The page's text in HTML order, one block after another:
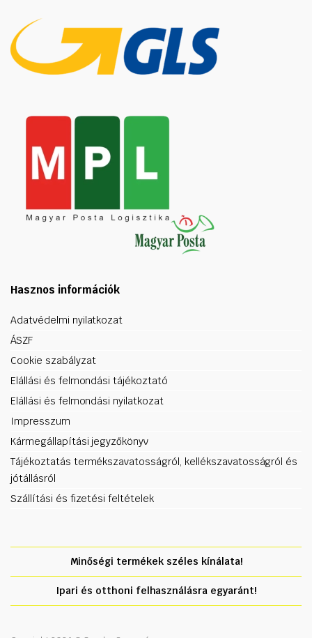
Hasznos információk
Adatvédelmi nyilatkozat
ÁSZF
Cookie szabályzat
Elállási és felmondási tájékoztató
Elállási és felmondási nyilatkozat
Impresszum
Kármegállapítási jegyzőkönyv
Tájékoztatás termékszavatosságról, kellékszavatosságról és
jótállásról
Szállítási és fizetési feltételek
Minőségi termékek széles kínálata!
Ipari és otthoni felhasználásra egyaránt!